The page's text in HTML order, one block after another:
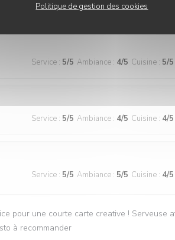
Politique de gestion des cookies
Service : 5/5 Ambiance : 4/5 Cuisine : 5/5
Service : 5/5 Ambiance : 4/5 Cuisine : 4/5
Service : 5/5 Ambiance : 5/5 Cuisine : 4/5
pour une courte carte creative ! Serveuse
à recommander